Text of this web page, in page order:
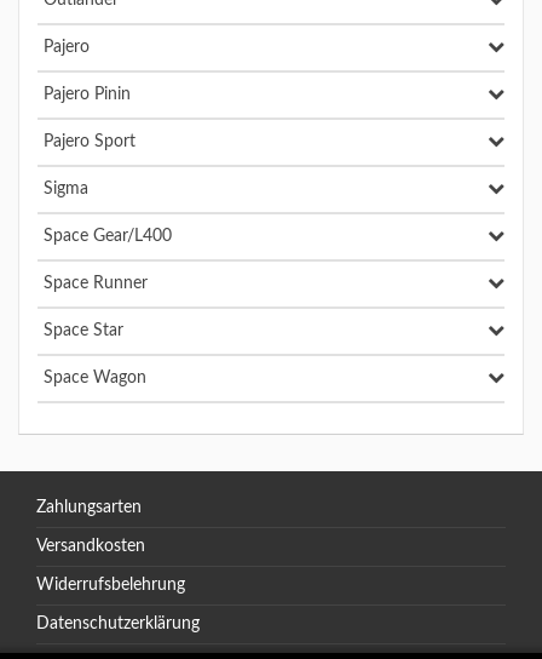
Pajero
Pajero Pinin
Pajero Sport
Sigma
Space Gear/L400
Space Runner
Space Star
Space Wagon
Zahlungsarten
Versandkosten
Widerrufsbelehrung
Datenschutzerklärung